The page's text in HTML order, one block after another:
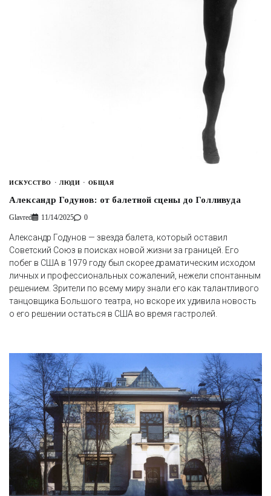
ИСКУССТВО ЛЮДИ ОБЩАЯ
Александр Годунов: от балетной сцены до Голливуда
Glavred 11/14/2025 0
Александр Годунов — звезда балета, который оставил
Советский Союз в поисках новой жизни за границей. Его
побег в США в 1979 году был скорее драматическим исходом
личных и профессиональных сожалений, нежели спонтанным
решением. Зрители по всему миру знали его как талантливого
танцовщика Большого театра, но вскоре их удивила новость
о его решении остаться в США во время гастролей.